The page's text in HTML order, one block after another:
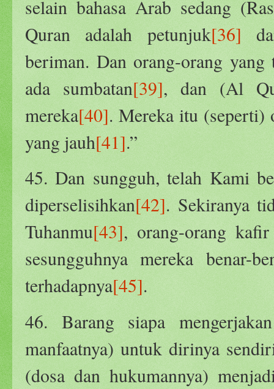
selain bahasa Arab sedang
Quran adalah petunjuk[36]
beriman. Dan orang-orang
ada sumbatan[39], dan (Al
mereka[40]. Mereka itu (seperti)
yang jauh[41].”
45. Dan sungguh, telah Kami
diperselisihkan[42]. Sekiranya
Tuhanmu[43], orang-orang
sesungguhnya mereka benar-
terhadapnya[45].
46. Barang siapa
manfaatnya) untuk dirinya
(dosa dan hukumannya)